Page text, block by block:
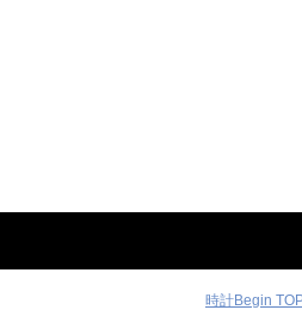
時計Begin